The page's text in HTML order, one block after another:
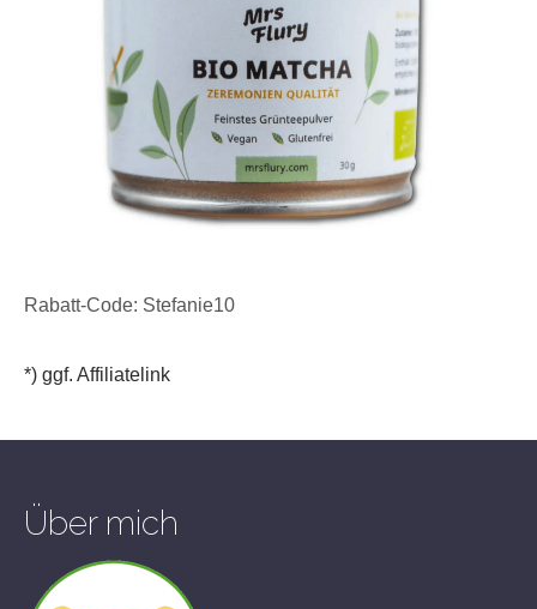
Rabatt-Code: Stefanie10
*) ggf. Affiliatelink
Über mich